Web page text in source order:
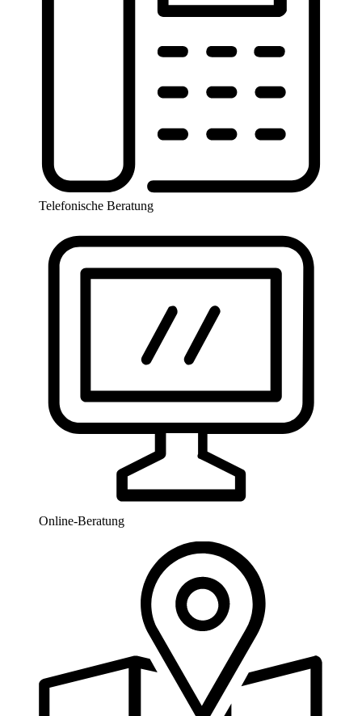
Telefonische Beratung
Online-Beratung